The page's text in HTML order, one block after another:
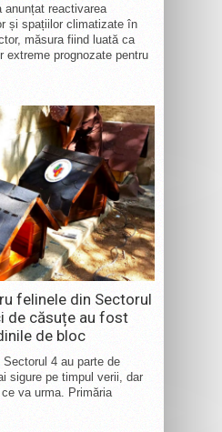
anunțat reactivarea
și spațiilor climatizate în
măsura fiind luată ca
extreme prognozate pentru
felinele din Sectorul
de căsuțe au fost
de bloc
4 au parte de
sigure pe timpul verii, dar
va urma. Primăria